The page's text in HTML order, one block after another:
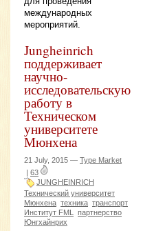
международных
мероприятий.
Jungheinrich
поддерживает
научно-
исследовательскую
работу в
Техническом
университете
Мюнхена
21 July, 2015 — Type Market
| 63
JUNGHEINRICH
Технический университет
Мюнхена техника транспорт
Институт FML
партнерство
Юнгхайнрих